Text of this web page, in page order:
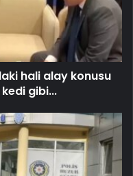
hali alay konusu
gibi...